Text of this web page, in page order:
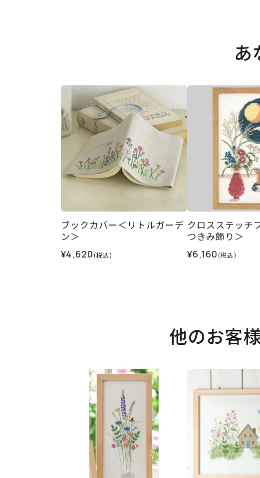
あ
ブックカバー＜リトルガーデ
ン＞
¥4,620(税込)
クロスステッチ
つきみ飾り＞
¥6,160(税込)
他のお客